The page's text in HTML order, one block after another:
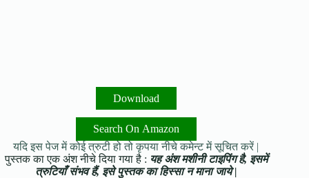
Download
Search On Amazon
यदि इस पेज में कोई त्रुटी हो तो कृपया नीचे कमेन्ट में सूचित करें |
पुस्तक का एक अंश नीचे दिया गया है : यह अंश मशीनी टाइपिंग है, इसमें
त्रुटियाँ संभव हैं, इसे पुस्तक का हिस्सा न माना जाये |